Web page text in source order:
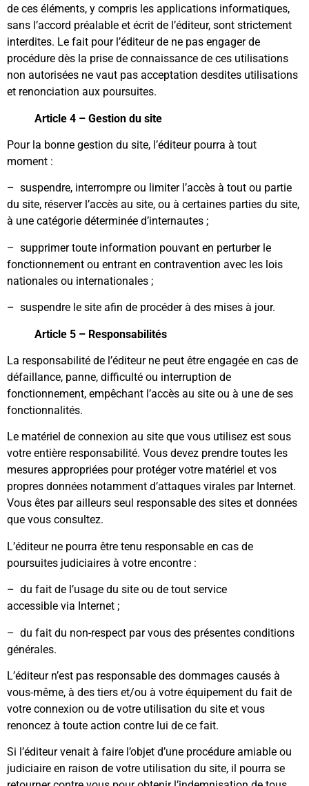
de ces éléments, y compris les applications informatiques,
sans l’accord préalable et écrit de l’éditeur, sont strictement
interdites. Le fait pour l’éditeur de ne pas engager de
procédure dès la prise de connaissance de ces utilisations
non autorisées ne vaut pas acceptation desdites utilisations
et renonciation aux poursuites.
Article 4 – Gestion du site
Pour la bonne gestion du site, l’éditeur pourra à tout
moment :
– suspendre, interrompre ou limiter l’accès à tout ou partie
du site, réserver l’accès au site, ou à certaines parties du site,
à une catégorie déterminée d’internautes ;
– supprimer toute information pouvant en perturber le
fonctionnement ou entrant en contravention avec les lois
nationales ou internationales ;
– suspendre le site afin de procéder à des mises à jour.
Article 5 – Responsabilités
La responsabilité de l’éditeur ne peut être engagée en cas de
défaillance, panne, difficulté ou interruption de
fonctionnement, empêchant l’accès au site ou à une de ses
fonctionnalités.
Le matériel de connexion au site que vous utilisez est sous
votre entière responsabilité. Vous devez prendre toutes les
mesures appropriées pour protéger votre matériel et vos
propres données notamment d’attaques virales par Internet.
Vous êtes par ailleurs seul responsable des sites et données
que vous consultez.
L’éditeur ne pourra être tenu responsable en cas de
poursuites judiciaires à votre encontre :
– du fait de l’usage du site ou de tout service
accessible via Internet ;
– du fait du non-respect par vous des présentes conditions
générales.
L’éditeur n’est pas responsable des dommages causés à
vous-même, à des tiers et/ou à votre équipement du fait de
votre connexion ou de votre utilisation du site et vous
renoncez à toute action contre lui de ce fait.
Si l’éditeur venait à faire l’objet d’une procédure amiable ou
judiciaire en raison de votre utilisation du site, il pourra se